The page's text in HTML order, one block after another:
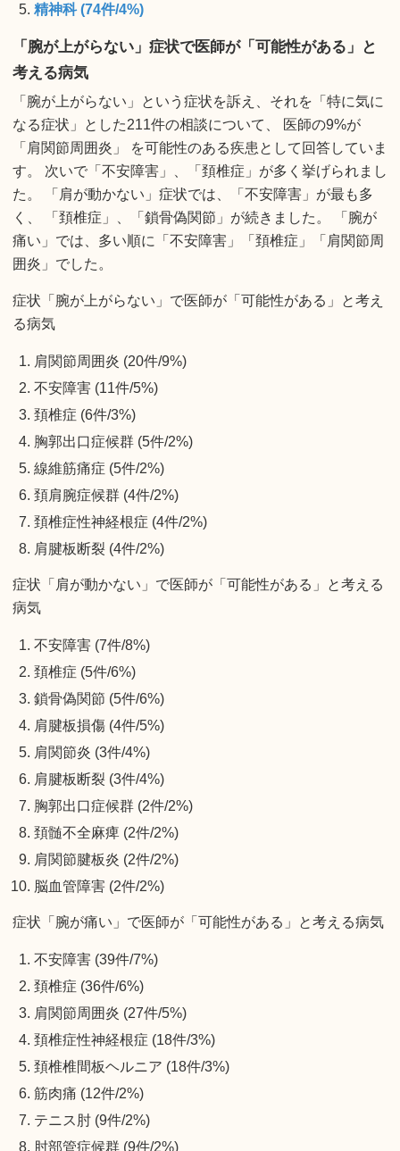
精神科 (74件/4%)
「腕が上がらない」症状で医師が「可能性がある」と
考える病気
「腕が上がらない」という症状を訴え、それを「特に気に
なる症状」とした211件の相談について、 医師の9%が
「肩関節周囲炎」 を可能性のある疾患として回答していま
す。 次いで「不安障害」、「頚椎症」が多く挙げられまし
た。 「肩が動かない」症状では、「不安障害」が最も多
く、 「頚椎症」、「鎖骨偽関節」が続きました。 「腕が
痛い」では、多い順に「不安障害」「頚椎症」「肩関節周
囲炎」でした。
症状「腕が上がらない」で医師が「可能性がある」と考え
る病気
肩関節周囲炎 (20件/9%)
不安障害 (11件/5%)
頚椎症 (6件/3%)
胸郭出口症候群 (5件/2%)
線維筋痛症 (5件/2%)
頚肩腕症候群 (4件/2%)
頚椎症性神経根症 (4件/2%)
肩腱板断裂 (4件/2%)
症状「肩が動かない」で医師が「可能性がある」と考える
病気
不安障害 (7件/8%)
頚椎症 (5件/6%)
鎖骨偽関節 (5件/6%)
肩腱板損傷 (4件/5%)
肩関節炎 (3件/4%)
肩腱板断裂 (3件/4%)
胸郭出口症候群 (2件/2%)
頚髄不全麻痺 (2件/2%)
肩関節腱板炎 (2件/2%)
脳血管障害 (2件/2%)
症状「腕が痛い」で医師が「可能性がある」と考える病気
不安障害 (39件/7%)
頚椎症 (36件/6%)
肩関節周囲炎 (27件/5%)
頚椎症性神経根症 (18件/3%)
頚椎椎間板ヘルニア (18件/3%)
筋肉痛 (12件/2%)
テニス肘 (9件/2%)
肘部管症候群 (9件/2%)